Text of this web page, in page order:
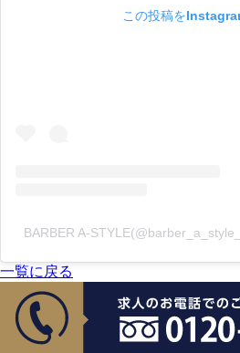
この投稿を
BARBER A-
一覧に戻る